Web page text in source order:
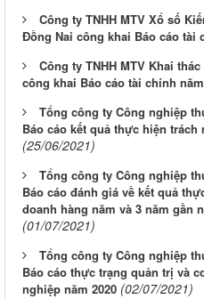
Công ty TNHH MTV Xổ số
Đồng Nai công khai Báo cáo tài
Công ty TNHH MTV Khai
công khai Báo cáo tài chính
Tổng công ty Công nghiệp
Báo cáo kết quả thực hiện trách
(25/06/2021)
Tổng công ty Công nghiệp
Báo cáo đánh giá về kết quả
doanh hàng năm và 3 năm gần
(01/07/2021)
Tổng công ty Công nghiệp
Báo cáo thực trạng quản trị và
nghiệp năm 2020 (02/07/2021)